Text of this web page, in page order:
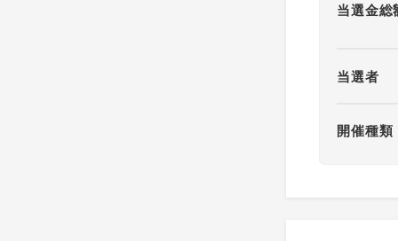
当選金総
当選者
開催種類